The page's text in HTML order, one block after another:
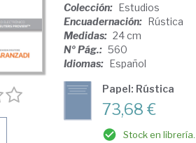
Colección: Estudios
Encuadernación: Rústica
Medidas: 24 cm
Nº Pág.: 560
Idiomas: Español
Papel: Rústica
73,68 €
Stock en